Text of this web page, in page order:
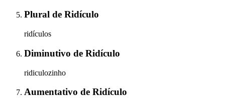
Plural de Ridículo
ridículos
Diminutivo de Ridículo
ridiculozinho
Aumentativo de Ridículo